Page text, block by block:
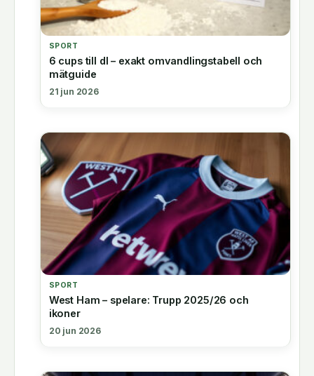
SPORT
6 cups till dl – exakt omvandlingstabell och
mätguide
21 jun 2026
SPORT
West Ham – spelare: Trupp 2025/26 och
ikoner
20 jun 2026